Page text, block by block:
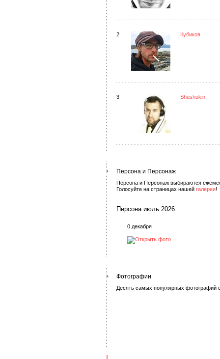
2 Кубиков
3 Shushukin
Персона и Персонаж
Персона и Персонаж выбираются
Голосуйте на страницах нашей галереи!
Персона июль 2026
0 декабря
Фотографии
Десять самых популярных фотографий